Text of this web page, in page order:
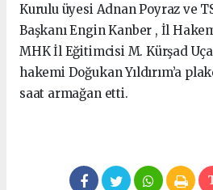
Kurulu üyesi Adnan Poyraz ve
Başkanı Engin Kanber , İl
MHK İl Eğitimcisi M. Kürşad
hakemi Doğukan Yıldırım’a
saat armağan etti.